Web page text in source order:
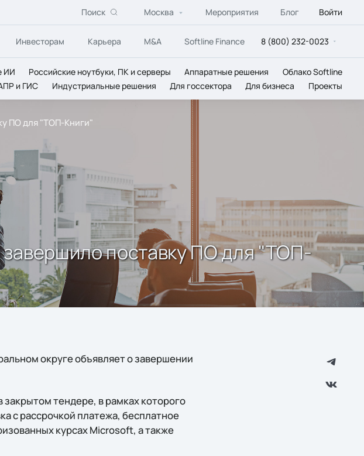
Поиск Москва Мероприятия Блог Войти
Инвесторам Карьера M&A Softline Finance 8 (800) 232-0023
ИИ Российские ноутбуки, ПК и серверы Аппаратные решения
Облако Softline
и ГИС
Индустриальные решения Для госсектора Для бизнеса Проекты
ПО для "ТОП-Книги"
поставку ПО для "ТОП-
округе объявляет о завершении
тендере, в рамках которого
с рассрочкой платежа, бесплатное
курсах Microsoft, а также